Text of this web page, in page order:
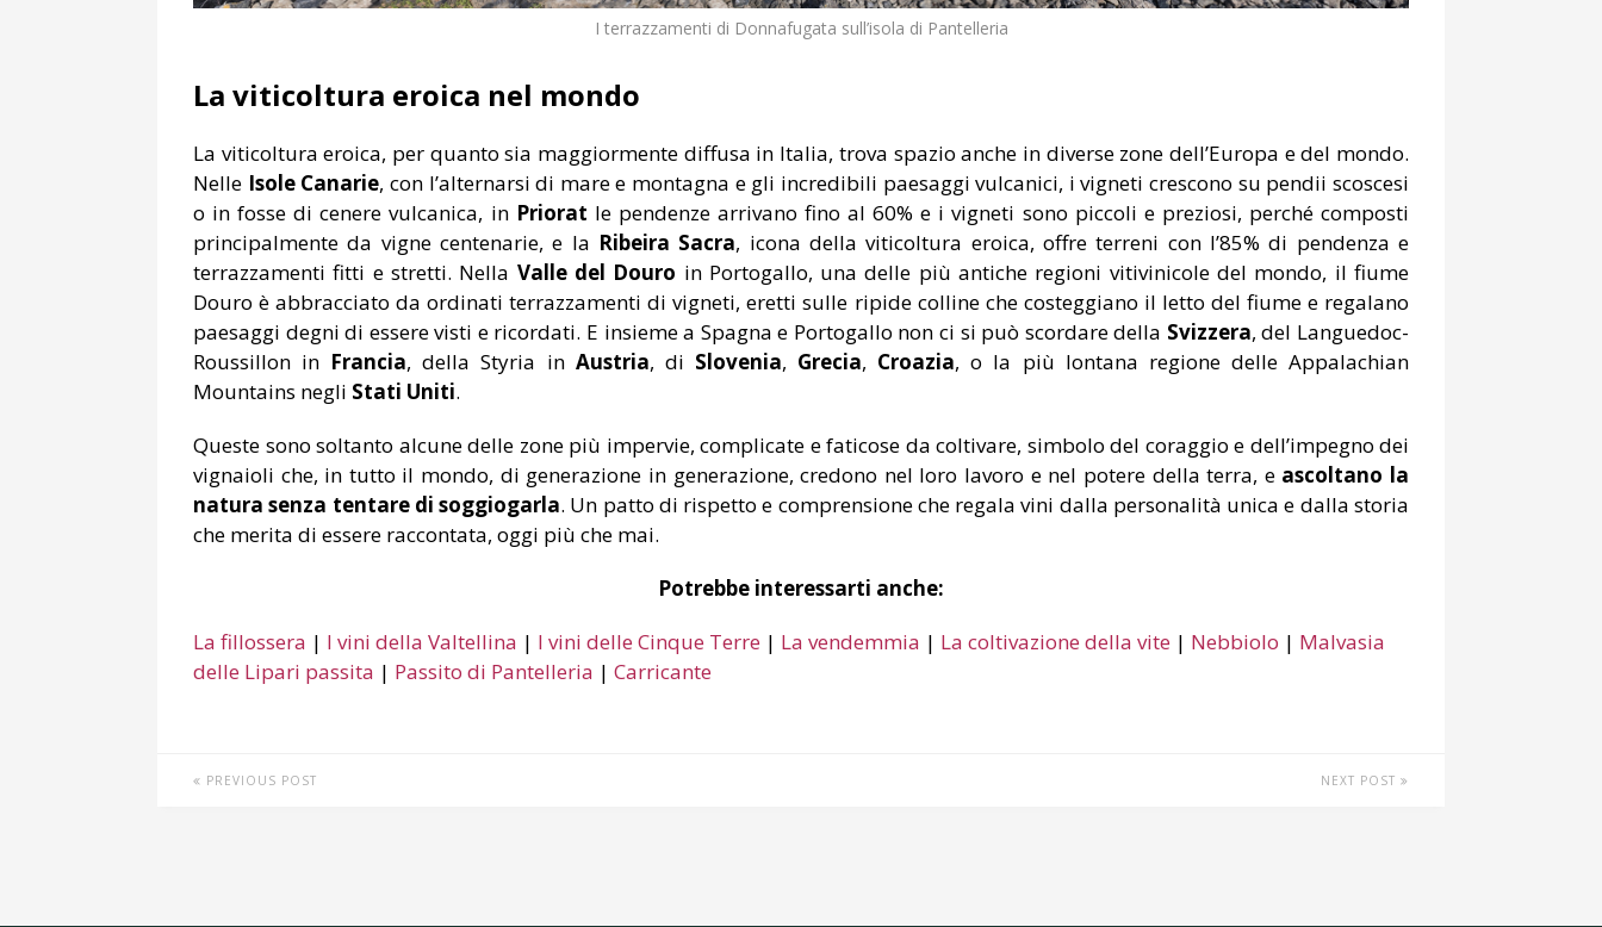
I terrazzamenti di Donnafugata sull’isola di Pantelleria
La viticoltura eroica nel mondo
La viticoltura eroica, per quanto sia maggiormente diffusa in Italia, trova spazio anche in diverse zone dell’Europa e del mondo.
Nelle Isole Canarie, con l’alternarsi di mare e montagna e gli incredibili paesaggi vulcanici, i vigneti crescono su pendii scoscesi
o in fosse di cenere vulcanica, in Priorat le pendenze arrivano fino al 60% e i vigneti sono piccoli e preziosi, perché composti
principalmente da vigne centenarie, e la Ribeira Sacra, icona della viticoltura eroica, offre terreni con l’85% di pendenza e
terrazzamenti fitti e stretti. Nella Valle del Douro in Portogallo, una delle più antiche regioni vitivinicole del mondo, il fiume
Douro è abbracciato da ordinati terrazzamenti di vigneti, eretti sulle ripide colline che costeggiano il letto del fiume e regalano
paesaggi degni di essere visti e ricordati. E insieme a Spagna e Portogallo non ci si può scordare della Svizzera, del Languedoc-
Roussillon in Francia, della Styria in Austria, di Slovenia, Grecia, Croazia, o la più lontana regione delle Appalachian
Mountains negli Stati Uniti.
Queste sono soltanto alcune delle zone più impervie, complicate e faticose da coltivare, simbolo del coraggio e dell’impegno dei
vignaioli che, in tutto il mondo, di generazione in generazione, credono nel loro lavoro e nel potere della terra, e ascoltano la
natura senza tentare di soggiogarla. Un patto di rispetto e comprensione che regala vini dalla personalità unica e dalla storia
che merita di essere raccontata, oggi più che mai.
Potrebbe interessarti anche:
La fillossera | I vini della Valtellina | I vini delle Cinque Terre | La vendemmia | La coltivazione della vite | Nebbiolo | Malvasia
delle Lipari passita | Passito di Pantelleria | Carricante
PREVIOUS POST NEXT POST